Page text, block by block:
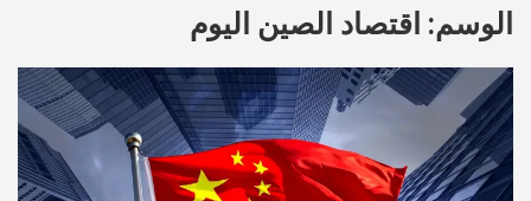
الوسم: اقتصاد الصين اليوم